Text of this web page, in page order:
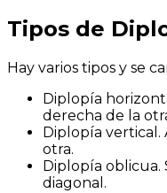
Tipos de
Hay varios tipos y se
Diplopía
derecha de la
Diplopía vertical.
otra.
Diplopía oblicua.
diagonal.